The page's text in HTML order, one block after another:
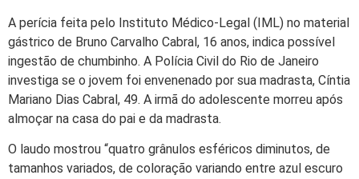
A perícia feita pelo Instituto Médico-Legal (IML) no material
gástrico de Bruno Carvalho Cabral, 16 anos, indica possível
ingestão de chumbinho. A Polícia Civil do Rio de Janeiro
investiga se o jovem foi envenenado por sua madrasta, Cíntia
Mariano Dias Cabral, 49. A irmã do adolescente morreu após
almoçar na casa do pai e da madrasta.
O laudo mostrou “quatro grânulos esféricos diminutos, de
tamanhos variados, de coloração variando entre azul escuro